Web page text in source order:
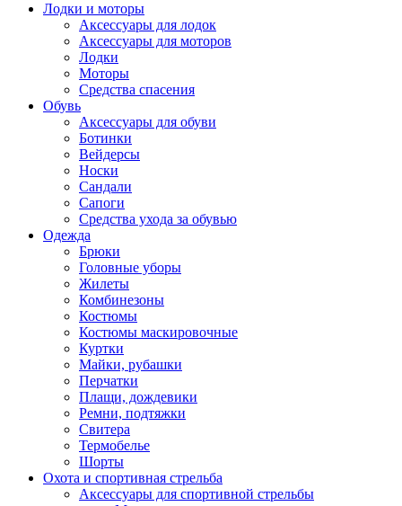
Лодки и моторы
Аксессуары для лодок
Аксессуары для моторов
Лодки
Моторы
Средства спасения
Обувь
Аксессуары для обуви
Ботинки
Вейдерсы
Носки
Сандали
Сапоги
Средства ухода за обувью
Одежда
Брюки
Головные уборы
Жилеты
Комбинезоны
Костюмы
Костюмы маскировочные
Куртки
Майки, рубашки
Перчатки
Плащи, дождевики
Ремни, подтяжки
Свитера
Термобелье
Шорты
Охота и спортивная стрельба
Аксессуары для спортивной стрельбы